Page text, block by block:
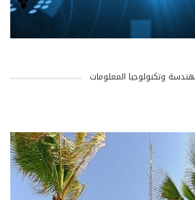
وتكنولوجيا المعلومات